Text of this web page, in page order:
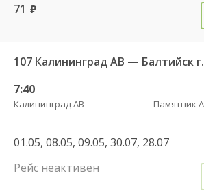
71 руб.
107 Калининград АВ — Балтийск г.
7:40
Калининград АВ
01.05, 08.05, 09.05, 30.07, 28.07
Рейс неактивен